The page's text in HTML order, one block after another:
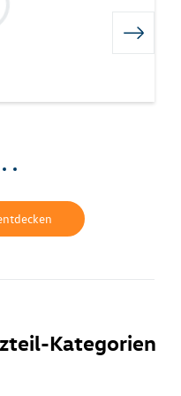
Kategorien